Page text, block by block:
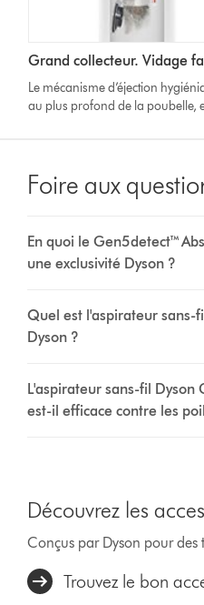
Grand collecteur. Vidage
Le mécanisme d’éjection
au plus profond de la poubelle,
Foire aux
En quoi le Gen5detect™
une exclusivité Dyson ?
Quel est l'aspirateur sans-
Dyson ?
L'aspirateur sans-fil Dyson
est-il efficace contre les
Découvrez les
Conçus par Dyson pour des
Trouvez le bon